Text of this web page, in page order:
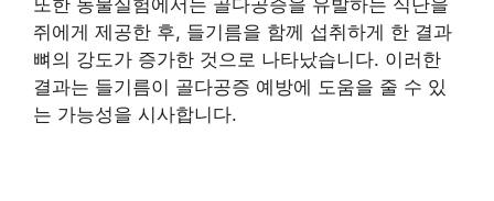
또한 동물실험에서는 골다공증을 유발하는 식단을
쥐에게 제공한 후, 들기름을 함께 섭취하게 한 결과
뼈의 강도가 증가한 것으로 나타났습니다. 이러한
결과는 들기름이 골다공증 예방에 도움을 줄 수 있
는 가능성을 시사합니다.